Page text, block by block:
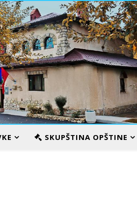
VILA KARAMATASKUPŠTINA OPŠTINE